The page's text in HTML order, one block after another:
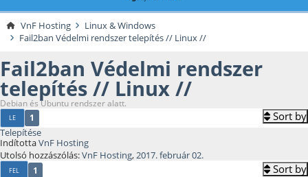
VnF Hosting
Linux & Windows
Fail2ban Védelmi rendszer telepítés // Linux //
Fail2ban Védelmi rendszer
telepítés // Linux //
Debian és Ubuntu rendszer alatt.
LE 1 Sort by
Telepítése
IndítottaVnF Hosting
Utolsó hozzászólás:VnF Hosting,2017. február 02.
FEL 1 Sort by